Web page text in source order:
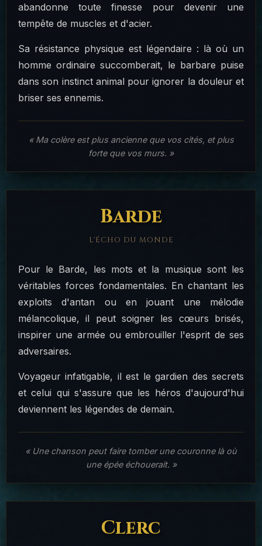
abandonne toute finesse pour devenir une
tempête de muscles et d'acier.
Sa résistance physique est légendaire : là où un
homme ordinaire succomberait, le barbare puise
dans son instinct animal pour ignorer la douleur et
briser ses ennemis.
« Ma colère est plus ancienne que vos cités, et plus
forte que vos murs. »
Barde
L'ÉCHO DU MONDE
Pour le Barde, les mots et la musique sont les
véritables forces fondamentales. En chantant les
exploits d'antan ou en jouant une mélodie
mélancolique, il peut soigner les cœurs brisés,
inspirer une armée ou embrouiller l'esprit de ses
adversaires.
Voyageur infatigable, il est le gardien des secrets
et celui qui s'assure que les héros d'aujourd'hui
deviennent les légendes de demain.
« Une chanson peut faire tomber une couronne là où
une épée échouerait. »
Clerc